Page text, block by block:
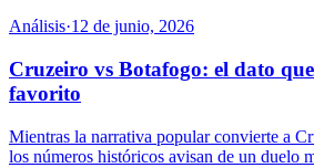
Análisis·12 de junio, 2026
Cruzeiro vs Botafogo: el dato
favorito
Mientras la narrativa popular convierte a
los números históricos avisan de un duelo